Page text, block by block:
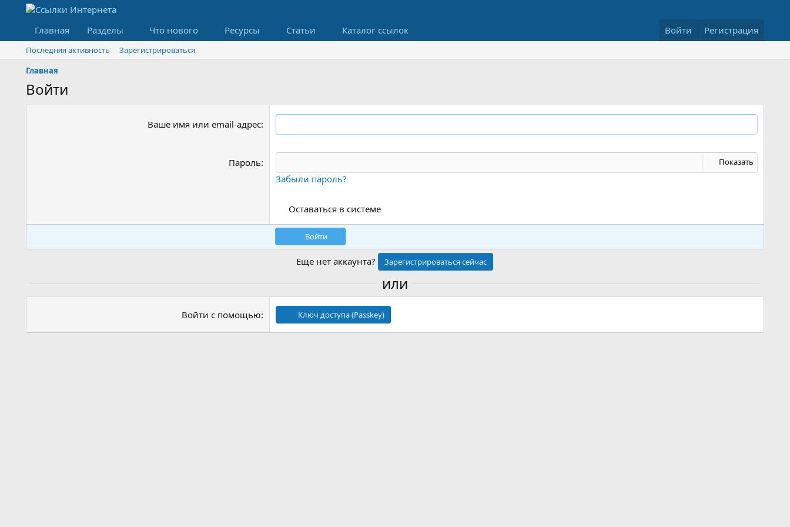
Главная Разделы Что нового Ресурсы Статьи Каталог ссылок Войти Регистрация
Последняя активность
Зарегистрироваться
Главная
Войти
Ваше имя или email-адрес
Пароль Показать
Забыли пароль?
Оставаться в системе
Войти
Еще нет аккаунта? Зарегистрироваться сейчас
или
Войти с помощью Ключ доступа (Passkey)